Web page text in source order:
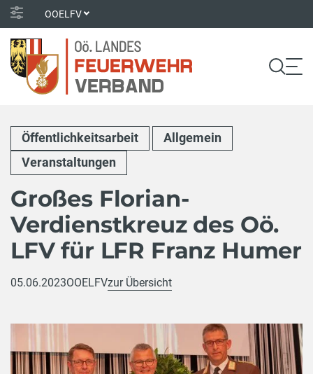
OOELFV
Öffentlichkeitsarbeit
Allgemein
Veranstaltungen
Großes Florian-
Verdienstkreuz des Oö.
LFV für LFR Franz Humer
05.06.2023OOELFVzur Übersicht